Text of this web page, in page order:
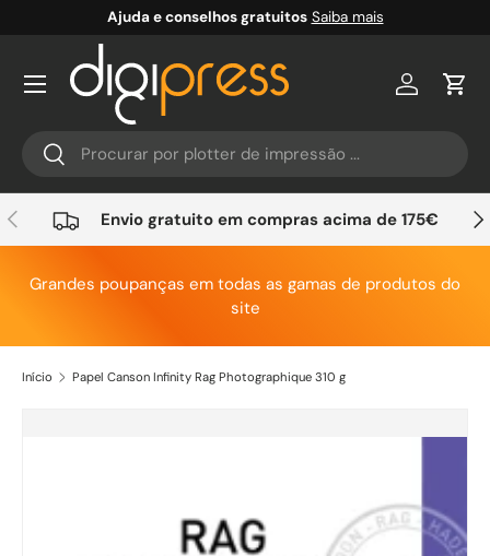
Ir para o conteúdo
Ajuda e conselhos gratuitos Saiba mais
Pesquisar
Pesquisar
Conta
Anterior Envio gratuito em compras acima de 175€
Grandes poupanças em todas as gamas de produtos do
site
Início Papel Canson Infinity Rag Photographique 310 g